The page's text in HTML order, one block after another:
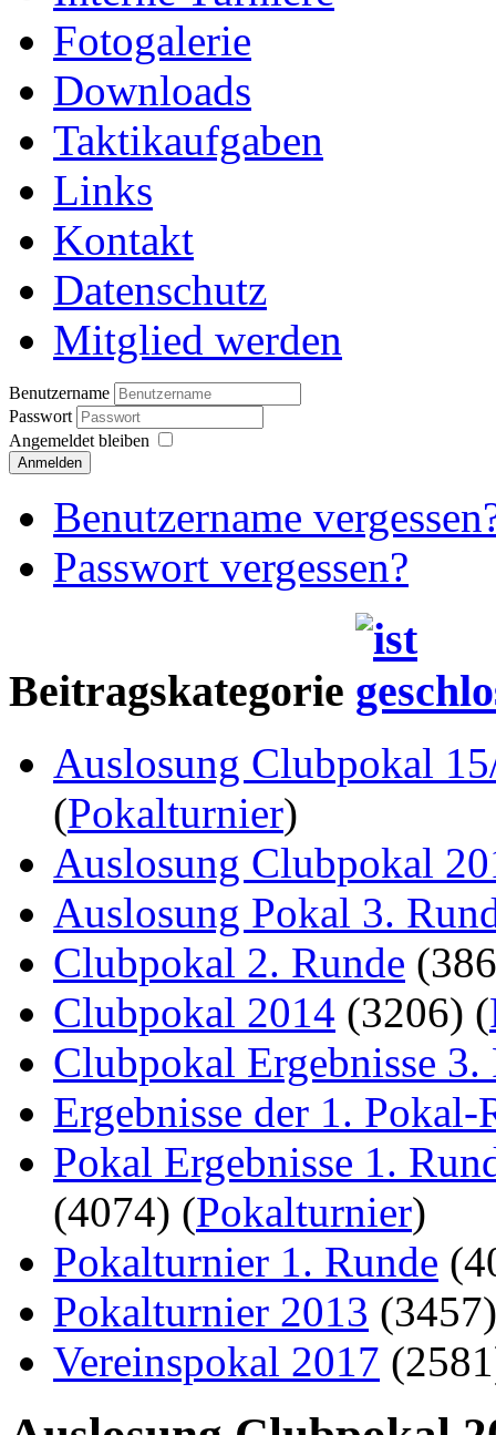
Fotogalerie
Downloads
Taktikaufgaben
Links
Kontakt
Datenschutz
Mitglied werden
Benutzername
Passwort
Angemeldet bleiben
Anmelden
Benutzername
Passwort vergessen?
Beitragskategorie
Auslosung Clubpokal
(Pokalturnier)
Auslosung Clubpokal
Auslosung Pokal 3.
Clubpokal 2. Runde
Clubpokal 2014 (3206) (
Clubpokal Ergebnisse 3.
Ergebnisse der 1. Pokal-
Pokal Ergebnisse 1.
(4074) (Pokalturnier)
Pokalturnier 1. Runde
Pokalturnier 2013
Vereinspokal 2017